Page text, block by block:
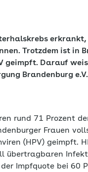
Trotzdem ist in
geimpft. Darauf
Brandenburg
rund 71 Prozent
Frauen
(HPV) geimpft.
übertragbaren
Impfquote bei 60